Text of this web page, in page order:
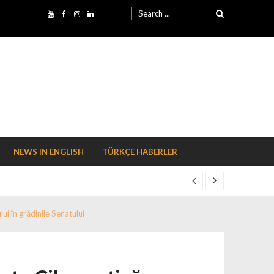
Search for:
NEWS IN ENGLISH TÜRKÇE HABERLER
în grădinile Senatului